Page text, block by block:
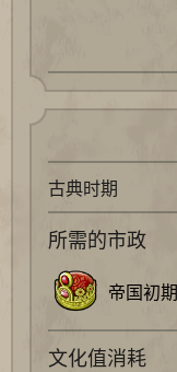
古典时期
所需的市政
帝国初期
文化值消耗